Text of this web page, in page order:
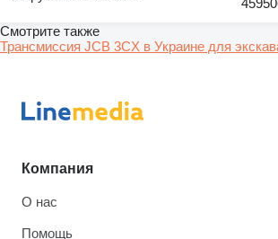
Смотрите также
Трансмиссия JCB 3CX в Украине для
Компания
О нас
Помощь